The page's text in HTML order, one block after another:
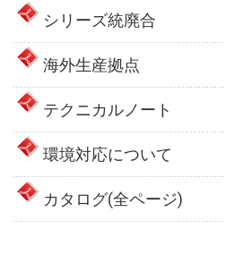
シリーズ統廃合
海外生産拠点
テクニカルノート
環境対応について
カタログ(全ページ)